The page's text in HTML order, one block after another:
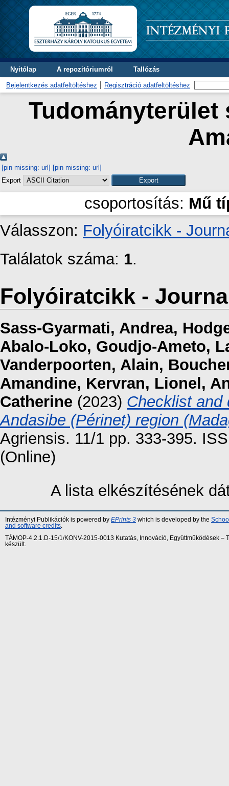
Nyitólap A repozitóriumról Tallózás
Bejelentkezés adatfeltöltéshez Regisztráció adatfeltöltéshez
Tudományterület
[pin missing: url] [pin missing: url]
Export
csoportosítás: Mű
Válasszon: Folyóiratcikk -
Találatok száma: 1.
Folyóiratcikk -
Sass-Gyarmati, Andrea,
Abalo-Loko, Goudjo-Ameto,
Vanderpoorten, Alain,
Amandine, Kervran, Lionel ,
Catherine (2023) Checklist and
Andasibe (Périnet) region
Agriensis. 11/1 pp. 333-395.
(Online)
A lista elkészítésének
Intézményi Publikációk is powered by EPrints 3 which is developed by the
and software credits
TÁMOP-4.2.1.D-15/1/KONV-2015-0013 Kutatás, Innováció, Együttműködések
készült.